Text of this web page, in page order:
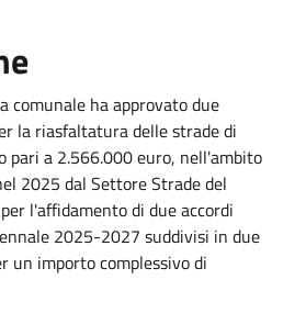
comunale ha approvato due
la riasfaltatura delle strade di
pari a 2.566.000 euro, nell'ambito
2025 dal Settore Strade del
l'affidamento di due accordi
2025-2027 suddivisi in due
un importo complessivo di